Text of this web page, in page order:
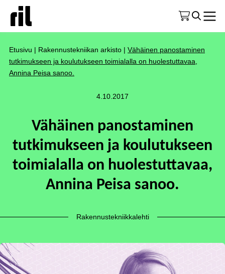
Etusivu | Rakennustekniikan arkisto | Vähäinen panostaminen
tutkimukseen ja koulutukseen toimialalla on huolestuttavaa,
Annina Peisa sanoo.
4.10.2017
Vähäinen panostaminen
tutkimukseen ja koulutukseen
toimialalla on huolestuttavaa,
Annina Peisa sanoo.
Rakennustekniikkalehti